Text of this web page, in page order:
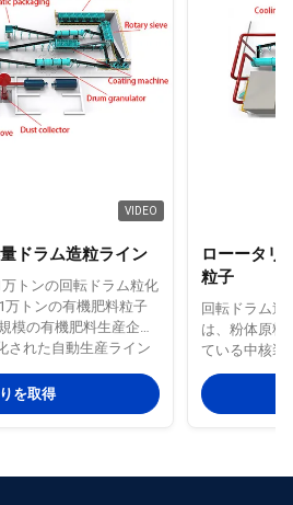
VIDEO
ドラム造粒ライン
トンの回転ドラム粒化
万トンの有機肥料粒子
模の有機肥料生産企業
された自動生産ライン
処理,発酵,乾燥,冷却,
む全プロセスのための
を取得
ローータリ
粒子
回転ドラム造
は、粉体原料
ている中核装
工、建築資
作原理は、機
の組み合わ
転中、材料は